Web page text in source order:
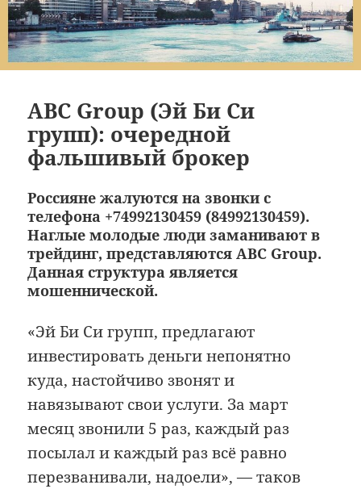
ABC Group (Эй Би Си
групп): очередной
фальшивый брокер
Россияне жалуются на звонки с
телефона +74992130459 (84992130459).
Наглые молодые люди заманивают в
трейдинг, представляются ABC Group.
Данная структура является
мошеннической.
«Эй Би Си групп, предлагают
инвестировать деньги непонятно
куда, настойчиво звонят и
навязывают свои услуги. За март
месяц звонили 5 раз, каждый раз
посылал и каждый раз всё равно
перезванивали, надоели», — таков